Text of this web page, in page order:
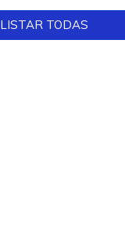
LISTAR TODAS